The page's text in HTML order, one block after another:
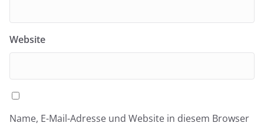
Website
Name, E-Mail-Adresse und Website in diesem Browser